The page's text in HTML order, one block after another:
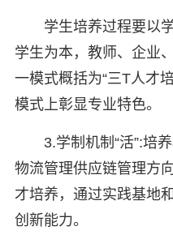
学生培养过程要以
学生为本，教师、企业
一模式概括为“三T人才
模式上彰显专业特色。
3.学制机制“活”:培
物流管理供应链管理方
才培养，通过实践基地
创新能力。